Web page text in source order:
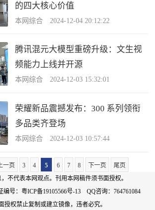
的四大核心价值
本网综合 2024-12-04 20:12:22
腾讯混元大模型重磅升级：文生视
频能力上线并开源
本网综合 2024-12-03 15:32:01
荣耀新品震撼发布：300 系列领衔
多品类齐登场
本网综合 2024-12-03 10:57:44
一页 3 4 5 6 7 8 下一页
尾页
不代表本网观点。刊用本网稿件须书面授权。
号： 粤ICP备19105566号-13
QQ咨询：764761084
授权禁止复制或建立镜像，违者必究。